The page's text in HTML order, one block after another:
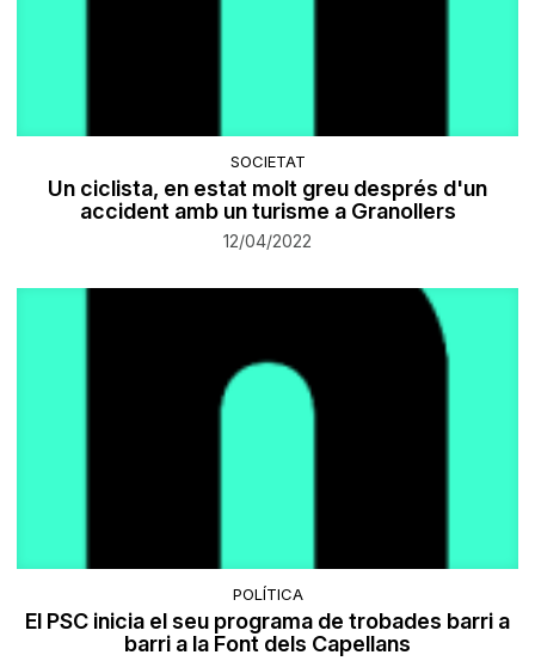
SOCIETAT
Un ciclista, en estat molt greu després d'un
accident amb un turisme a Granollers
12/04/2022
POLÍTICA
El PSC inicia el seu programa de trobades barri a
barri a la Font dels Capellans